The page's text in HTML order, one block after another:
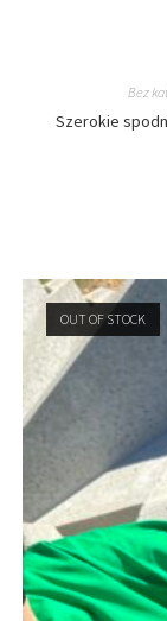
Bez
Szerokie
OUT OF STOCK